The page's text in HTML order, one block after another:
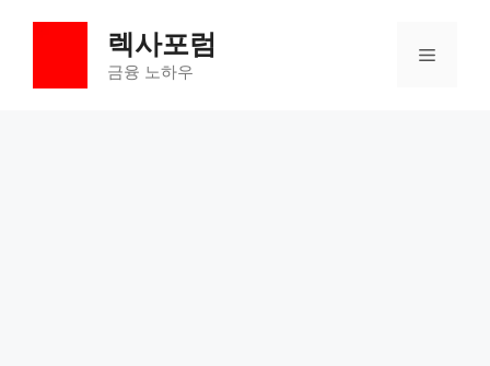
렉사포럼
금융 노하우
메